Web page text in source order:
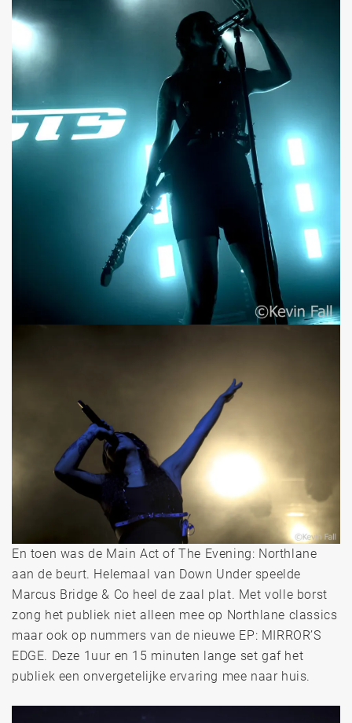
En toen was de Main Act of The Evening: Northlane
aan de beurt. Helemaal van Down Under speelde
Marcus Bridge & Co heel de zaal plat. Met volle borst
zong het publiek niet alleen mee op Northlane classics
maar ook op nummers van de nieuwe EP: MIRROR’S
EDGE. Deze 1uur en 15 minuten lange set gaf het
publiek een onvergetelijke ervaring mee naar huis.